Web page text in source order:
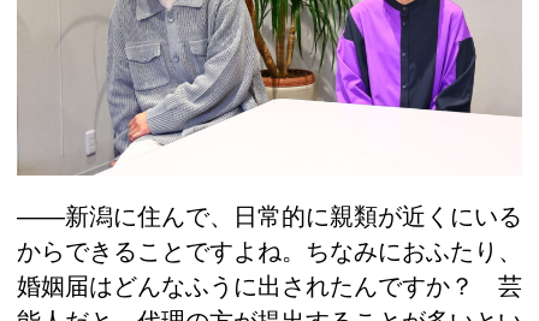
――新潟に住んで、日常的に親類が近くにいる
からできることですよね。ちなみにおふたり、
婚姻届はどんなふうに出されたんですか？ 芸